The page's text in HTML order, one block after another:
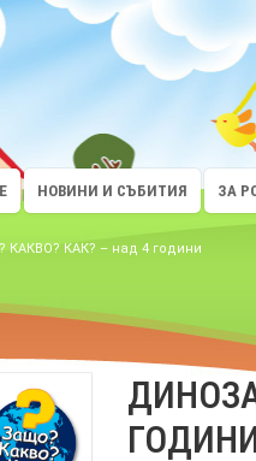
НОВИНИ И СЪБИТИЯ ЗА
КАК? – над 4 години